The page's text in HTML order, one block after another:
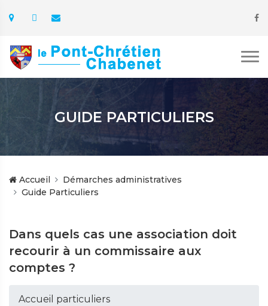
GUIDE PARTICULIERS
Accueil
Démarches administratives
Guide Particuliers
Dans quels cas une association doit
recourir à un commissaire aux
comptes ?
Accueil particuliers